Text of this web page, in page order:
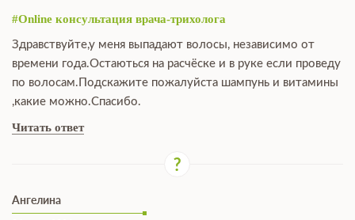
#Online консультация врача-трихолога
Здравствуйте,у меня выпадают волосы, независимо от
времени года.Остаються на расчёске и в руке если проведу
по волосам.Подскажите пожалуйста шампунь и витамины
,какие можно.Спасибо.
Читать ответ
Ангелина